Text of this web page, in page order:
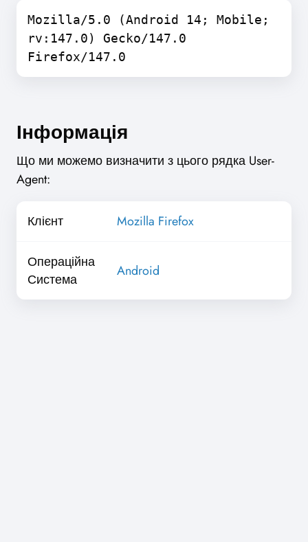
Mozilla/5.0 (Android 14; Mobile;
rv:147.0) Gecko/147.0
Firefox/147.0
Інформація
Що ми можемо визначити з цього рядка User-
Agent:
Клієнт Mozilla Firefox
Операційна
Система
Android